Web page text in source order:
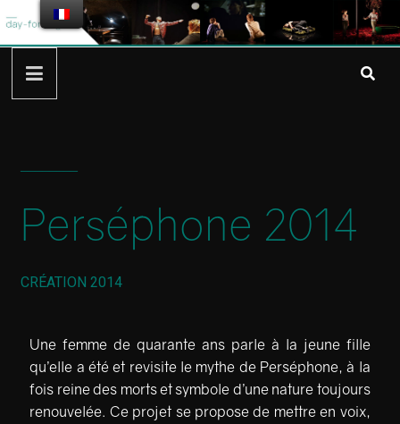
Perséphone 2014
CRÉATION 2014
Une femme de quarante ans parle à la jeune fille
qu’elle a été et revisite le mythe de Perséphone, à la
fois reinedes morts et symbole d’une nature toujours
renouvelée. Ce projet se propose de mettre en voix,